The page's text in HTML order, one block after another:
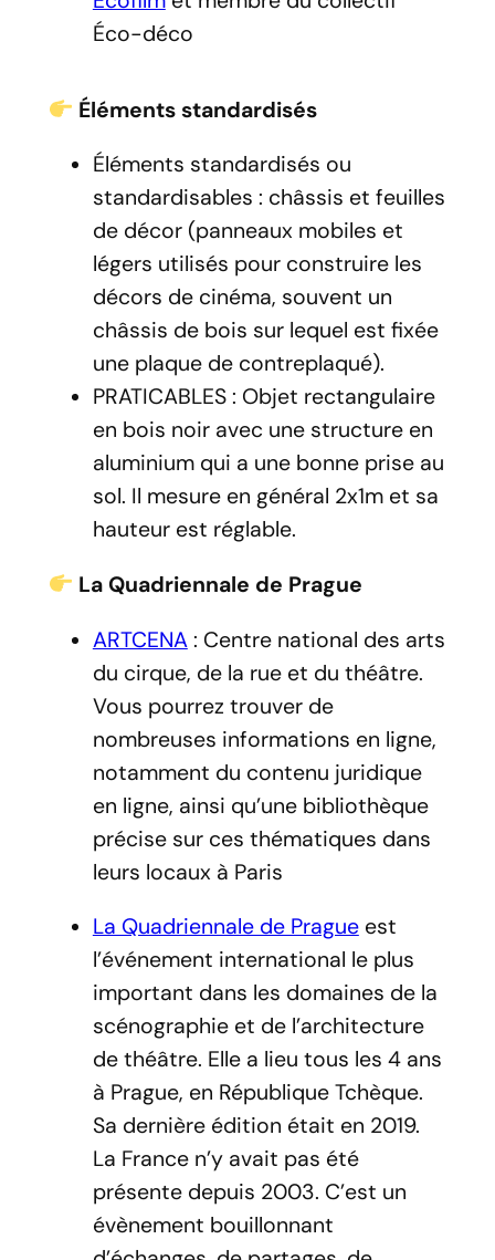
Éco-déco
Éléments standardisés
Éléments standardisés ou
standardisables : châssis et feuilles
de décor (panneaux mobiles et
légers utilisés pour construire les
décors de cinéma, souvent un
châssis de bois sur lequel est fixée
une plaque de contreplaqué).
PRATICABLES : Objet rectangulaire
en bois noir avec une structure en
aluminium qui a une bonne prise au
sol. Il mesure en général 2x1m et sa
hauteur est réglable.
La Quadriennale de Prague
ARTCENA: Centre national des arts
du cirque, de la rue et du théâtre.
Vous pourrez trouver de
nombreuses informations en ligne,
notamment du contenu juridique
en ligne, ainsi qu’une bibliothèque
précise sur ces thématiques dans
leurs locaux à Paris
La Quadriennale de Pragueest
l’événement international le plus
important dans les domaines de la
scénographie et de l’architecture
de théâtre. Elle a lieu tous les 4 ans
à Prague, en République Tchèque.
Sa dernière édition était en 2019.
La France n’y avait pas été
présente depuis 2003. C’est un
évènement bouillonnant